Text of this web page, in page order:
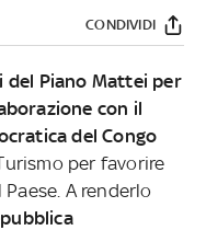
CONDIVIDI
del Piano Mattei per
con il
del Congo
per favorire
A renderlo